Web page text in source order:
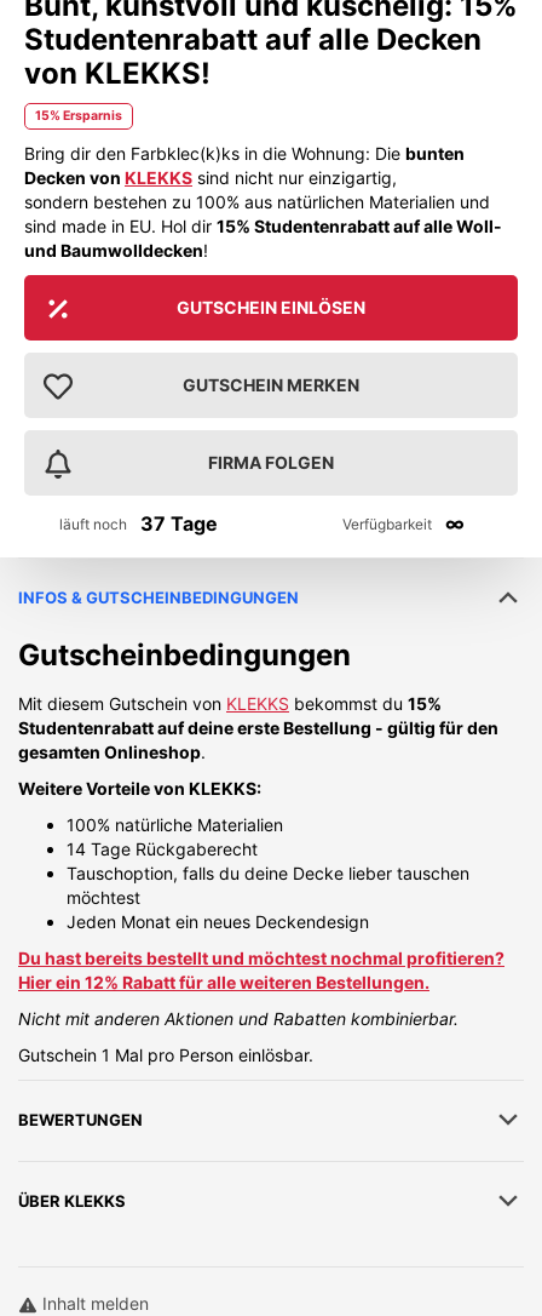
Studentenrabatt auf alle Decken
von KLEKKS!
15% Ersparnis
Bring dir den Farbklec(k)ks in die Wohnung: Die bunten
Decken von KLEKKS sind nicht nur einzigartig,
sondern bestehen zu 100% aus natürlichen Materialien und
sind made in EU. Hol dir 15% Studentenrabatt auf alle Woll-
und Baumwolldecken!
GUTSCHEIN EINLÖSEN
GUTSCHEIN MERKEN
FIRMA FOLGEN
läuft noch 37 Tage Verfügbarkeit ∞
INFOS & GUTSCHEINBEDINGUNGEN
Gutscheinbedingungen
Mit diesem Gutschein von KLEKKS bekommst du 15%
Studentenrabatt auf deine erste Bestellung - gültig für den
gesamten Onlineshop.
Weitere Vorteile von KLEKKS:
100% natürliche Materialien
14 Tage Rückgaberecht
Tauschoption, falls du deine Decke lieber tauschen
möchtest
Jeden Monat ein neues Deckendesign
Du hast bereits bestellt und möchtest nochmal profitieren?
Hier ein 12% Rabatt für alle weiteren Bestellungen.
Nicht mit anderen Aktionen und Rabatten kombinierbar.
Gutschein 1 Mal pro Person einlösbar.
BEWERTUNGEN
ÜBER KLEKKS
Inhalt melden